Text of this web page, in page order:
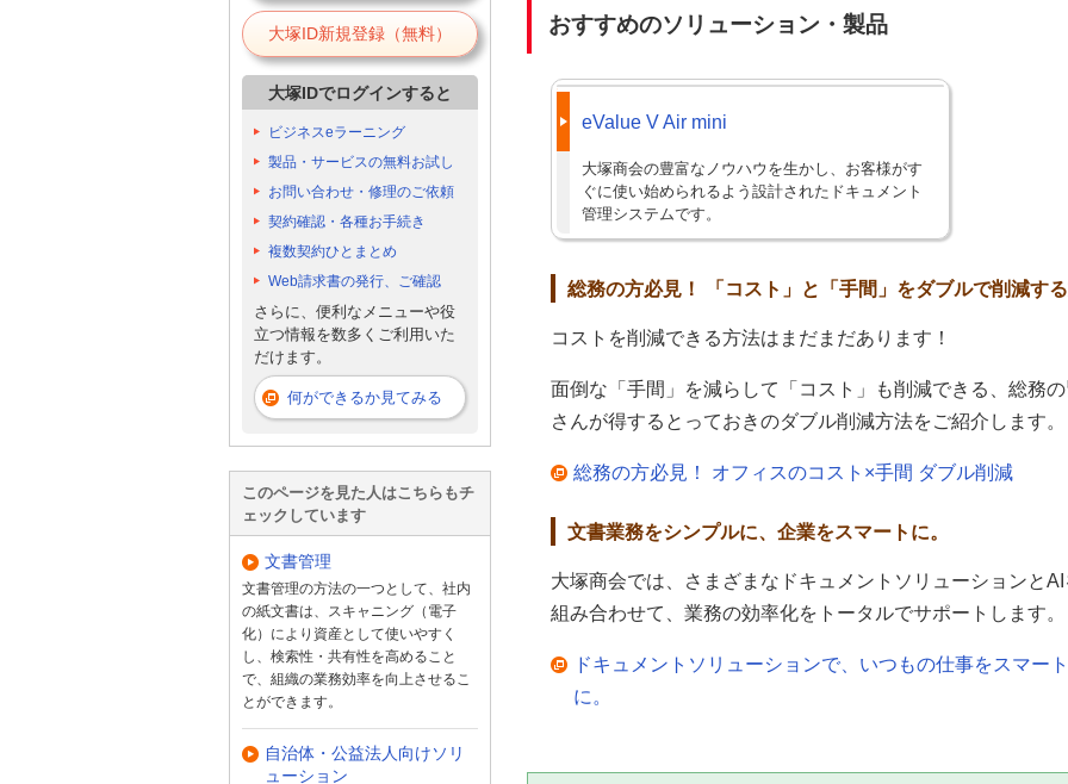
おすすめのソリューション・製品
eValue V Air mini
大塚商会の豊富なノウハウを生かし、お客様がす
ぐに使い始められるよう設計されたドキュメント
管理システムです。
総務の方必見！ 「コスト」と「手間」をダブルで削減す
コストを削減できる方法はまだまだあります！
面倒な「手間」を減らして「コスト」も削減できる、総務の
さんが得するとっておきのダブル削減方法をご紹介します。
総務の方必見！ オフィスのコスト×手間 ダブル削減
文書業務をシンプルに、企業をスマートに。
大塚商会では、さまざまなドキュメントソリューションとAI
組み合わせて、業務の効率化をトータルでサポートします。
ドキュメントソリューションで、いつもの仕事をスマート
に。
大塚ID新規登録（無料）
大塚IDでログインすると
ビジネスeラーニング
製品・サービスの無料お試し
お問い合わせ・修理のご依頼
契約確認・各種お手続き
複数契約ひとまとめ
Web請求書の発行、ご確認
さらに、便利なメニューや役
立つ情報を数多くご利用いた
だけます。
何ができるか見てみる
このページを見た人はこちらもチ
ェックしています
文書管理
文書管理の方法の一つとして、社内
の紙文書は、スキャニング（電子
化）により資産として使いやすく
し、検索性・共有性を高めること
で、組織の業務効率を向上させるこ
とができます。
自治体・公益法人向けソリ
ューション